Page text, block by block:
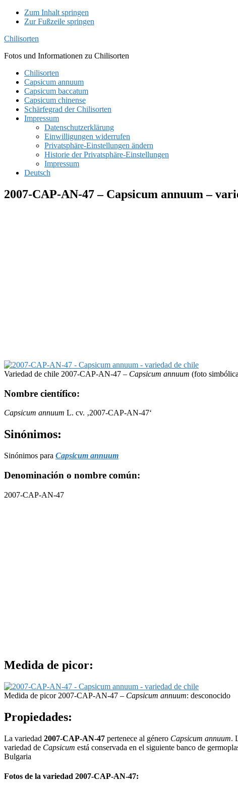
Zum Inhalt springen
Zur Fußzeile springen
Chilisorten
Fotos und Informationen zu Chilisorten
Chilisorten
Capsicum annuum
Capsicum baccatum
Capsicum chinense
Schärfegrad der Chilisorten
Impressum
Datenschutzerklärung
Einwilligungen widerrufen
Privatsphäre-Einstellungen ändern
Historie der Privatsphäre-Einstellungen
Impressum
Deutsch
2007-CAP-AN-47 – Capsicum annuum –
Variedad de chile 2007-CAP-AN-47 – Capsicum annuum (foto
Nombre científico:
Capsicum annuum L. cv. ‚2007-CAP-AN-47‘
Sinónimos:
Sinónimos para Capsicum annuum
Denominación o nombre común:
2007-CAP-AN-47
Medida de picor:
Medida de picor 2007-CAP-AN-47 – Capsicum annuum: desconocido
Propiedades:
La variedad 2007-CAP-AN-47 pertenece al género Capsicum annuum.
variedad de Capsicum está conservada en el siguiente banco de
Bulgaria
Fotos de la variedad 2007-CAP-AN-47: